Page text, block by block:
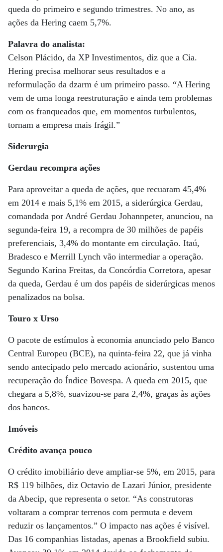
queda do primeiro e segundo trimestres. No ano, as
ações da Hering caem 5,7%.
Palavra do analista:
Celson Plácido, da XP Investimentos, diz que a Cia.
Hering precisa melhorar seus resultados e a
reformulação da dzarm é um primeiro passo. “A Hering
vem de uma longa reestruturação e ainda tem problemas
com os franqueados que, em momentos turbulentos,
tornam a empresa mais frágil.”
Siderurgia
Gerdau recompra ações
Para aproveitar a queda de ações, que recuaram 45,4%
em 2014 e mais 5,1% em 2015, a siderúrgica Gerdau,
comandada por André Gerdau Johannpeter, anunciou, na
segunda-feira 19, a recompra de 30 milhões de papéis
preferenciais, 3,4% do montante em circulação. Itaú,
Bradesco e Merrill Lynch vão intermediar a operação.
Segundo Karina Freitas, da Concórdia Corretora, apesar
da queda, Gerdau é um dos papéis de siderúrgicas menos
penalizados na bolsa.
Touro x Urso
O pacote de estímulos à economia anunciado pelo Banco
Central Europeu (BCE), na quinta-feira 22, que já vinha
sendo antecipado pelo mercado acionário, sustentou uma
recuperação do Índice Bovespa. A queda em 2015, que
chegara a 5,8%, suavizou-se para 2,4%, graças às ações
dos bancos.
Imóveis
Crédito avança pouco
O crédito imobiliário deve ampliar-se 5%, em 2015, para
R$ 119 bilhões, diz Octavio de Lazari Júnior, presidente
da Abecip, que representa o setor. “As construtoras
voltaram a comprar terrenos com permuta e devem
reduzir os lançamentos.” O impacto nas ações é visível.
Das 16 companhias listadas, apenas a Brookfield subiu.